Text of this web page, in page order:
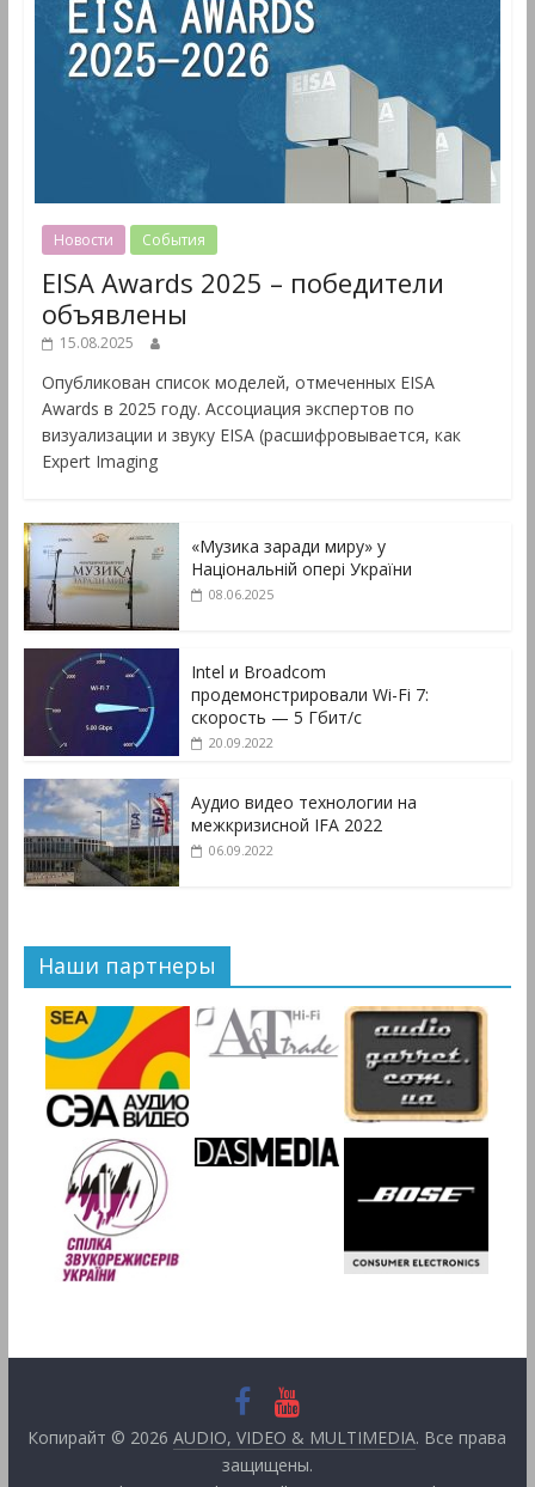
Новости События
EISA Awards 2025 – победители
объявлены
15.08.2025
Опубликован список моделей, отмеченных EISA
Awards в 2025 году. Ассоциация экспертов по
визуализации и звуку EISA (расшифровывается, как
Expert Imaging
«Музика заради миру» у
Національній опері України
08.06.2025
Intel и Broadcom
продемонстрировали Wi-Fi 7:
скорость — 5 Гбит/с
20.09.2022
Аудио видео технологии на
межкризисной IFA 2022
06.09.2022
Наши партнеры
Копирайт © 2026AUDIO, VIDEO & MULTIMEDIA. Все права
защищены.